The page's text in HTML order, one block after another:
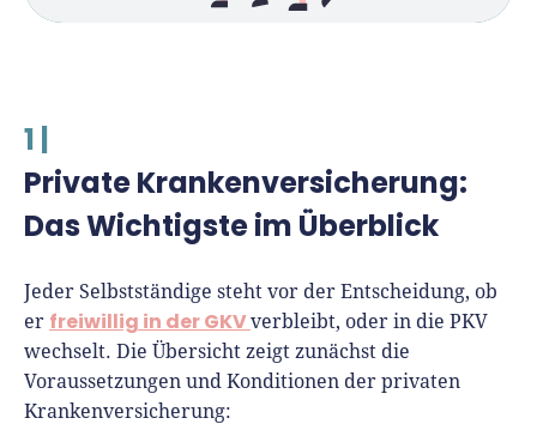
1 |
Private Krankenversicherung:
Das Wichtigste im Überblick
Jeder Selbstständige steht vor der Entscheidung, ob
er freiwillig in der GKVverbleibt, oder in die PKV
wechselt. Die Übersicht zeigt zunächst die
Voraussetzungen und Konditionen der privaten
Krankenversicherung: